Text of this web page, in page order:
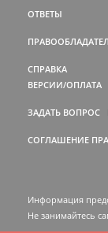
ОТВЕТЫ
СПРАВКА
ВЕРСИИ/ОПЛАТА
ЗАДАТЬ ВОПРОС
СОГЛАШЕНИЕ
Информация
Не занимайтесь